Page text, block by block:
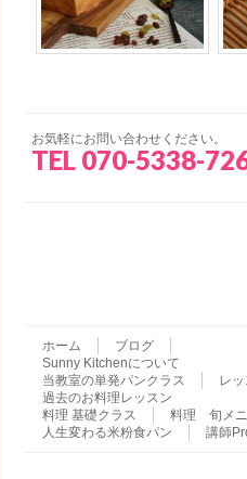
お気軽にお問い合わせください。
TEL 070-5338-
ホーム
ブログ
Sunny Kitchenについて
当教室の単発パンクラス
レ
過去のお料理レッスン
料理 基礎クラス
料理 旬メニ
人生変わる米粉食パン 講師